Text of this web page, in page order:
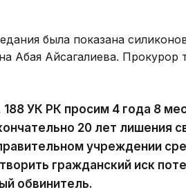
была показана
Абая Айсагалиева. Прокурор
188 УК РК просим 4 года 8
20 лет лишения
учреждении
гражданский иск
обвинитель.